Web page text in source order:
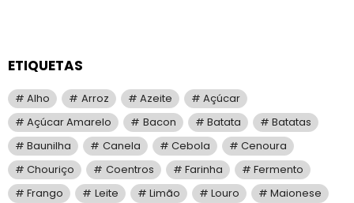
ETIQUETAS
Alho Arroz Azeite
Açúcar
Açúcar Amarelo
Bacon Batata
Batatas
Baunilha
Canela Cebola
Cenoura
Chouriço
Coentros Farinha
Fermento
Frango
Leite Limão Louro
Maionese